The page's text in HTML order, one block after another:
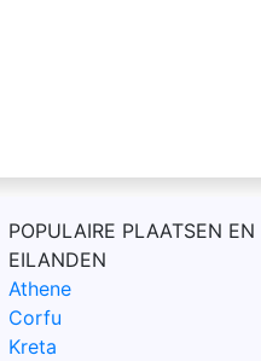
POPULAIRE PLAATSEN EN
EILANDEN
Athene
Corfu
Kreta